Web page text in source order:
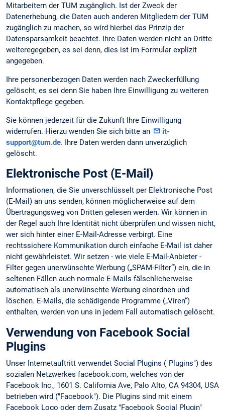
Mitarbeitern der TUM zugänglich. Ist der Zweck der
Datenerhebung, die Daten auch anderen Mitgliedern der TUM
zugänglich zu machen, so wird hierbei das Prinzip der
Datensparsamkeit beachtet. Ihre Daten werden nicht an Dritte
weiteregegeben, es sei denn, dies ist im Formular explizit
angegeben.
Ihre personenbezogen Daten werden nach Zweckerfüllung
gelöscht, es sei denn Sie haben Ihre Einwilligung zu weiteren
Kontaktpflege gegeben.
Sie können jederzeit für die Zukunft Ihre Einwilligung
widerrufen. Hierzu wenden Sie sich bitte an
it-
support@tum.de. Ihre Daten werden dann unverzüglich
gelöscht.
Elektronische Post (E-Mail)
Informationen, die Sie unverschlüsselt per Elektronische Post
(E-Mail) an uns senden, können möglicherweise auf dem
Übertragungsweg von Dritten gelesen werden. Wir können in
der Regel auch Ihre Identität nicht überprüfen und wissen nicht,
wer sich hinter einer E-Mail-Adresse verbirgt. Eine
rechtssichere Kommunikation durch einfache E-Mail ist daher
nicht gewährleistet. Wir setzen - wie viele E-Mail-Anbieter -
Filter gegen unerwünschte Werbung („SPAM-Filter“) ein, die in
seltenen Fällen auch normale E-Mails fälschlicherweise
automatisch als unerwünschte Werbung einordnen und
löschen. E-Mails, die schädigende Programme („Viren“)
enthalten, werden von uns in jedem Fall automatisch gelöscht.
Verwendung von Facebook Social
Plugins
Unser Internetauftritt verwendet Social Plugins ("Plugins") des
sozialen Netzwerkes facebook.com, welches von der
Facebook Inc., 1601 S. California Ave, Palo Alto, CA 94304, USA
betrieben wird ("Facebook"). Die Plugins sind mit einem
Facebook Logo oder dem Zusatz "Facebook Social Plugin"